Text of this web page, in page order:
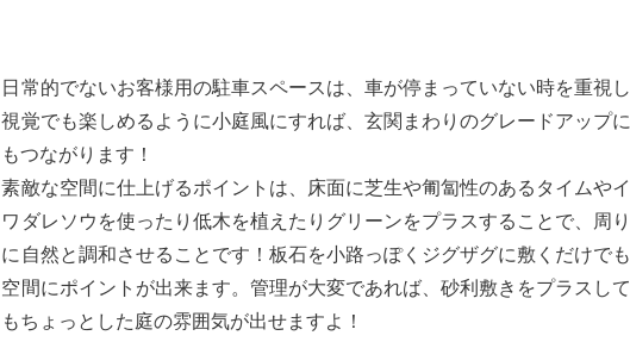
日常的でないお客様用の駐車スペースは、車が停まっていない時を重視し
視覚でも楽しめるように小庭風にすれば、玄関まわりのグレードアップに
もつながります！
素敵な空間に仕上げるポイントは、床面に芝生や匍匐性のあるタイムやイ
ワダレソウを使ったり低木を植えたりグリーンをプラスすることで、周り
に自然と調和させることです！板石を小路っぽくジグザグに敷くだけでも
空間にポイントが出来ます。管理が大変であれば、砂利敷きをプラスして
もちょっとした庭の雰囲気が出せますよ！